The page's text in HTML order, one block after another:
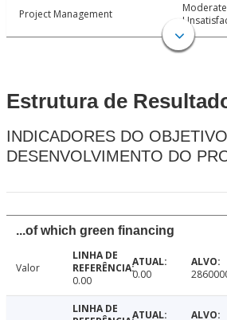
Project Management
Estrutura de
INDICADORES DO
DESENVOLVIMENTO DO
...of which green financing
Valor
0.00
0.00